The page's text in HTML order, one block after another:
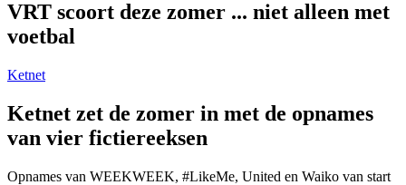
VRT scoort deze zomer ... niet alleen met
voetbal
Ketnet
Ketnet zet de zomer in met de opnames
van vier fictiereeksen
Opnames van WEEKWEEK, #LikeMe, United en Waiko van start